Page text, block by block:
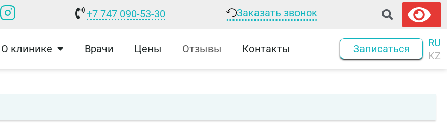
+7 747 090-53-30 Заказать звонок
О клинике Врачи Цены Отзывы Контакты Записаться
RU
KZ